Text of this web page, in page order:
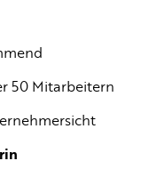
50 Mitarbeitern